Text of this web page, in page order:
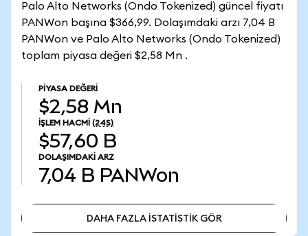
Palo Alto Networks (Ondo Tokenized) güncel fiyatı
PANWon başına $366,99. Dolaşımdaki arzı 7,04 B
PANWon ve Palo Alto Networks (Ondo Tokenized)
toplam piyasa değeri $2,58 Mn .
PIYASA DEĞERI
$2,58 Mn
İŞLEM HACMI (24S)
$57,60 B
DOLAŞIMDAKI ARZ
7,04 B PANWon
DAHA FAZLA İSTATİSTİK GÖR